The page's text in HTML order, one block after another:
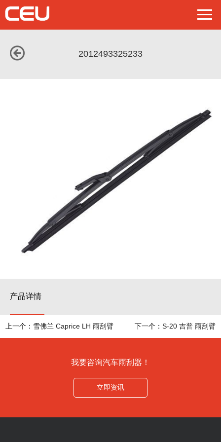
2012493325233
产品详情
上一个： 雪佛兰 Caprice LH 雨刮臂 下一个： S-20 吉普 雨刮臂
我要咨询汽车雨刮器！
立即资讯